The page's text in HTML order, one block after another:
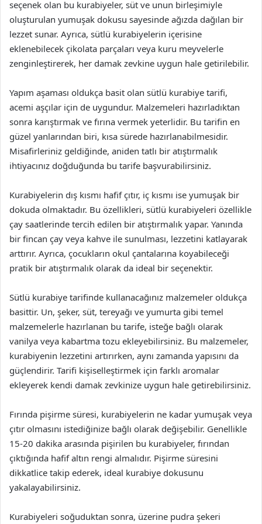
seçenek olan bu kurabiyeler, süt ve unun birleşimiyle
oluşturulan yumuşak dokusu sayesinde ağızda dağılan bir
lezzet sunar. Ayrıca, sütlü kurabiyelerin içerisine
eklenebilecek çikolata parçaları veya kuru meyvelerle
zenginleştirerek, her damak zevkine uygun hale getirilebilir.
Yapım aşaması oldukça basit olan sütlü kurabiye tarifi,
acemi aşçılar için de uygundur. Malzemeleri hazırladıktan
sonra karıştırmak ve fırına vermek yeterlidir. Bu tarifin en
güzel yanlarından biri, kısa sürede hazırlanabilmesidir.
Misafirleriniz geldiğinde, aniden tatlı bir atıştırmalık
ihtiyacınız doğduğunda bu tarife başvurabilirsiniz.
Kurabiyelerin dış kısmı hafif çıtır, iç kısmı ise yumuşak bir
dokuda olmaktadır. Bu özellikleri, sütlü kurabiyeleri özellikle
çay saatlerinde tercih edilen bir atıştırmalık yapar. Yanında
bir fincan çay veya kahve ile sunulması, lezzetini katlayarak
arttırır. Ayrıca, çocukların okul çantalarına koyabileceği
pratik bir atıştırmalık olarak da ideal bir seçenektir.
Sütlü kurabiye tarifinde kullanacağınız malzemeler oldukça
basittir. Un, şeker, süt, tereyağı ve yumurta gibi temel
malzemelerle hazırlanan bu tarife, isteğe bağlı olarak
vanilya veya kabartma tozu ekleyebilirsiniz. Bu malzemeler,
kurabiyenin lezzetini artırırken, aynı zamanda yapısını da
güçlendirir. Tarifi kişiselleştirmek için farklı aromalar
ekleyerek kendi damak zevkinize uygun hale getirebilirsiniz.
Fırında pişirme süresi, kurabiyelerin ne kadar yumuşak veya
çıtır olmasını istediğinize bağlı olarak değişebilir. Genellikle
15-20 dakika arasında pişirilen bu kurabiyeler, fırından
çıktığında hafif altın rengi almalıdır. Pişirme süresini
dikkatlice takip ederek, ideal kurabiye dokusunu
yakalayabilirsiniz.
Kurabiyeleri soğuduktan sonra, üzerine pudra şekeri